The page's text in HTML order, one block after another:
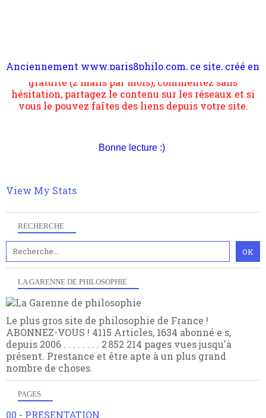
RECHERCHE
LA GARENNE DE PHILOSOPHIE
Le plus gros site de philosophie de France !
ABONNEZ-VOUS ! 4115 Articles, 1634 abonné·e·s,
depuis 2006 . . . . . . . . 2 852 214 pages vues jusqu'à
présent. Prestance et être apte à un plus grand
nombre de choses.
PAGES
00 - PRESENTATION
2006 lors du mouvement anti-CPE, a rendu compte de
l'actualité et de l'expérimentation à Paris 8. Il
s'occupe plus largement de rendre compte d'une
transformation dans les paradigmes philosophiques
suivant la pensée du Dehors ou du Surpli, omme la
quantique, résolvant la plupart des impasses
philosophique du WWe siècle. Cette pensée hors
articles pour être apte à un plus grand nombre de
gratuite (2 mails par mois), commentez sans
vous le pouvez faîtes des liens depuis votre site.
Bonne lecture :)
View My Stats